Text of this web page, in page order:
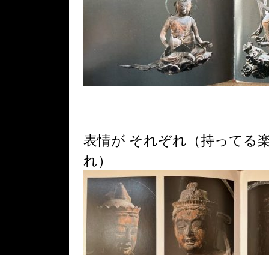
表情が それぞれ（持ってる
れ）